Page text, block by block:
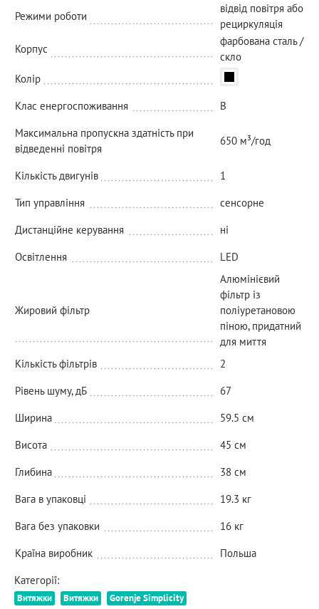
Режими роботи
відвід повітря або
рециркуляція
Корпус
фарбована сталь /
скло
Колір
Клас енергоспоживання
B
Максимальна пропускна здатність при
відведенні повітря
650 м³/год
Кількість двигунів
1
Тип управління
сенсорне
Дистанційне керування
ні
Освітлення
LED
Жировий фільтр
Алюмінієвий
фільтр із
поліуретановою
піною, придатний
для миття
Кількість фільтрів
2
Рівень шуму, дБ
67
Ширина
59.5 см
Висота
45 см
Глибина
38 см
Вага в упаковці
19.3 кг
Вага без упаковки
16 кг
Країна виробник
Польша
Категорії:
Витяжки Витяжки Gorenje Simplicity